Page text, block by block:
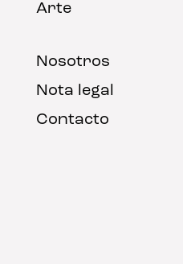
Arte
Nosotros
Nota legal
Contacto